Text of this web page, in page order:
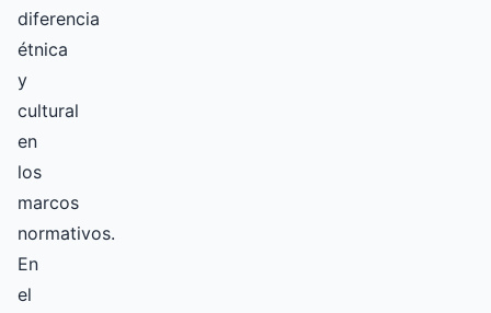
diferencia
étnica
y
cultural
en
los
marcos
normativos.
En
el